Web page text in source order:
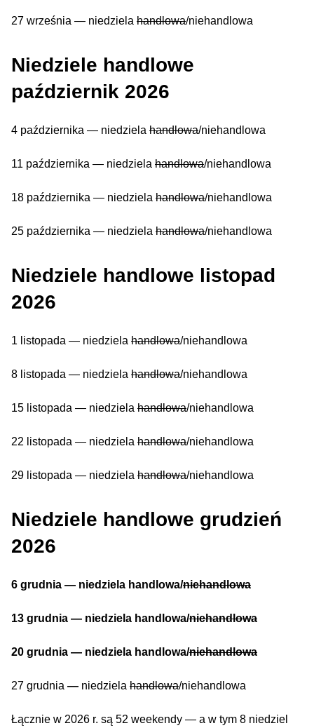
27 września — niedziela handlowa/niehandlowa
Niedziele handlowe
październik 2026
4 października — niedziela handlowa/niehandlowa
11 października — niedziela handlowa/niehandlowa
18 października — niedziela handlowa/niehandlowa
25 października — niedziela handlowa/niehandlowa
Niedziele handlowe listopad
2026
1 listopada — niedziela handlowa/niehandlowa
8 listopada — niedziela handlowa/niehandlowa
15 listopada — niedziela handlowa/niehandlowa
22 listopada — niedziela handlowa/niehandlowa
29 listopada — niedziela handlowa/niehandlowa
Niedziele handlowe grudzień
2026
6 grudnia — niedziela handlowa/niehandlowa
13 grudnia — niedziela handlowa/niehandlowa
20 grudnia — niedziela handlowa/niehandlowa
27 grudnia — niedziela handlowa/niehandlowa
Łącznie w 2026 r. są 52 weekendy — a w tym 8 niedziel